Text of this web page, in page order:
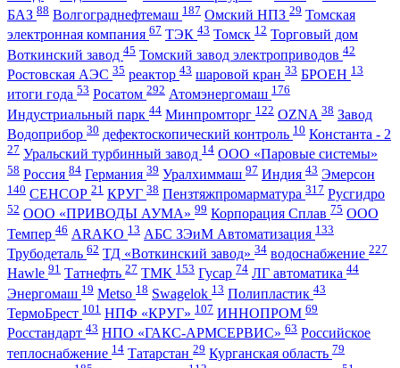
БАЗ 88 Волгограднефтемаш 187 Омский НПЗ 29 Томская
электронная компания 67 ТЭК 43 Томск 12 Торговый дом
Воткинский завод 45 Томский завод электроприводов 42
Ростовская АЭС 35 реактор 43 шаровой кран 33 БРОЕН 13
итоги года 53 Росатом 292 Атомэнергомаш 176
Индустриальный парк 44 Минпромторг 122 OZNA 38 Завод
Водоприбор 30 дефектоскопический контроль 10 Константа - 2
27 Уральский турбинный завод 14 ООО «Паровые системы»
58 Россия 84 Германия 39 Уралхиммаш 97 Индия 43 Эмерсон
140 СЕНСОР 21 КРУГ 38 Пензтяжпромарматура 317 Русгидро
52 ООО «ПРИВОДЫ АУМА» 99 Корпорация Сплав 75 ООО
Темпер 46 ARAKO 13 АБС ЗЭиМ Автоматизация 133
Трубодеталь 62 ТД «Воткинский завод» 34 водоснабжение 227
Hawle 91 Татнефть 27 ТМК 153 Гусар 74 ЛГ автоматика 44
Энергомаш 19 Metso 18 Swagelok 13 Полипластик 43
ТермоБрест 101 НПФ «КРУГ» 107 ИННОПРОМ 69
Росстандарт 43 НПО «ГАКС-АРМСЕРВИС» 63 Российское
теплоснабжение 14 Татарстан 29 Курганская область 79